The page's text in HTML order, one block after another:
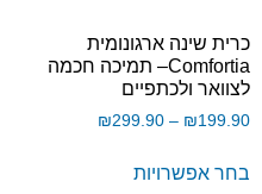
כרית שינה ארגונומית
Comfortia– תמיכה חכמה
לצוואר ולכתפיים
₪199.90
–
₪299.90
בחר אפשרויות